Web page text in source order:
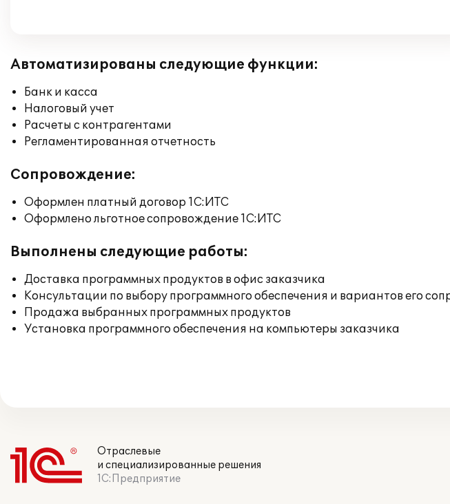
Автоматизированы следующие функции:
Банк и касса
Налоговый учет
Расчеты с контрагентами
Регламентированная отчетность
Сопровождение:
Оформлен платный договор 1С:ИТС
Оформлено льготное сопровождение 1С:ИТС
Выполнены следующие работы:
Доставка программных продуктов в офис заказчика
Консультации по выбору программного обеспечения и вариантов его
Продажа выбранных программных продуктов
Установка программного обеспечения на компьютеры заказчика
Отраслевые
и специализированные решения
1С:Предприятие